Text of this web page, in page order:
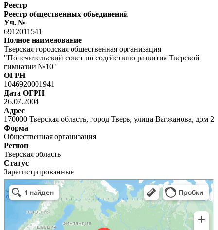
Реестр
Реестр общественных объединений
Уч. №
6912011541
Полное наименование
Тверская городская общественная организация
"Попечительский совет по содействию развития Тверской
гимназии №10"
ОГРН
1046920001941
Дата ОГРН
26.07.2004
Адрес
170000 Тверская область, город Тверь, улица Вагжанова, дом 2
Форма
Общественная организация
Регион
Тверская область
Статус
Зарегистрированные